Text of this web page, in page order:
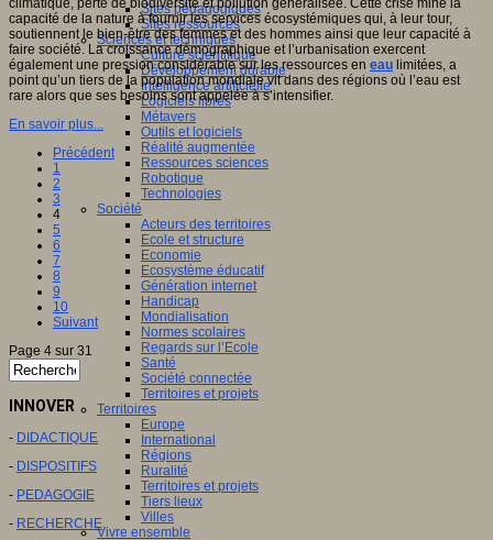
Sites pédagogiques
Sites ressources
Sciences et techniques
Culture scientifique
Développement durable
Intelligence artificielle
Logiciels libres
Métavers
Outils et logiciels
Réalité augmentée
Ressources sciences
Robotique
Technologies
Société
Acteurs des territoires
Ecole et structure
Economie
Ecosystème éducatif
Génération internet
Handicap
Mondialisation
Normes scolaires
Regards sur l’Ecole
Santé
Société connectée
Territoires et projets
Territoires
Europe
International
Régions
Ruralité
Territoires et projets
Tiers lieux
Villes
Vivre ensemble
capacité de la nature à fournir les services écosystémiques qui, à leur tour,
soutiennent le bien-être des femmes et des hommes ainsi que leur capacité à
faire société. La croissance démographique et l’urbanisation exercent
également une pression considérable sur les ressources en eau limitées, a
point qu’un tiers de la population mondiale vit dans des régions où l’eau est
rare alors que ses besoins sont appelée à s’intensifier.
En savoir plus...
Précédent
1
2
3
4
5
6
7
8
9
10
Suivant
Page 4 sur 31
INNOVER
- DIDACTIQUE
- DISPOSITIFS
- PEDAGOGIE
- RECHERCHE